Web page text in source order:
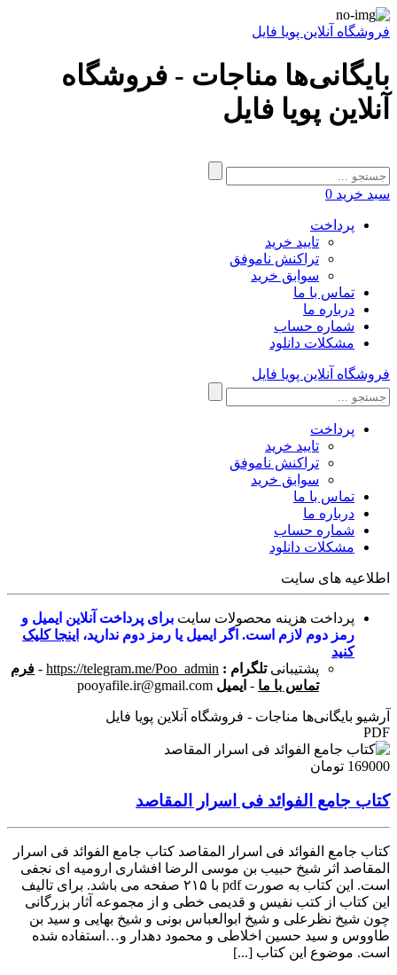
فروشگاه آنلاین پویا فایل
بایگانی‌ها مناجات - فروشگاه
آنلاین پویا فایل
سبد خرید 0
پرداخت
تایید خرید
تراکنش ناموفق
سوابق خرید
تماس با ما
درباره ما
شماره حساب
مشکلات دانلود
فروشگاه آنلاین پویا فایل
پرداخت
تایید خرید
تراکنش ناموفق
سوابق خرید
تماس با ما
درباره ما
شماره حساب
مشکلات دانلود
اطلاعیه های سایت
پرداخت هزینه محصولات سایت برای پرداخت آنلاین ایمیل و
رمز دوم لازم است. اگر ایمیل یا رمز دوم ندارید، اینجا کلیک
کنید
پشتیبانی تلگرام : https://telegram.me/Poo_admin
- فرم
تماس با ما - ایمیل pooyafile.ir@gmail.com
آرشیو بایگانی‌ها مناجات - فروشگاه آنلاین پویا فایل
PDF
169000 تومان
کتاب جامع الفوائد فی اسرار المقاصد
کتاب جامع الفوائد فی اسرار المقاصد کتاب جامع الفوائد فی اسرار
المقاصد اثر شیخ حبیب بن موسی الرضا افشاری ارومیه ای نجفی
است. این کتاب به صورت pdf با ۲۱۵ صفحه می باشد. برای تالیف
این کتاب از کتب نفیس و قدیمی خطی و از مجموعه آثار بزرگانی
چون شیخ نظرعلی و شیخ ابوالعباس بونی و شیخ بهایی و سید بن
طاووس و سید حسین اخلاطی و محمود دهدار و…استفاده شده
است. موضوع این کتاب [...]